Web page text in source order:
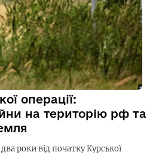
операції:
на територію рф та
роки від початку Курської